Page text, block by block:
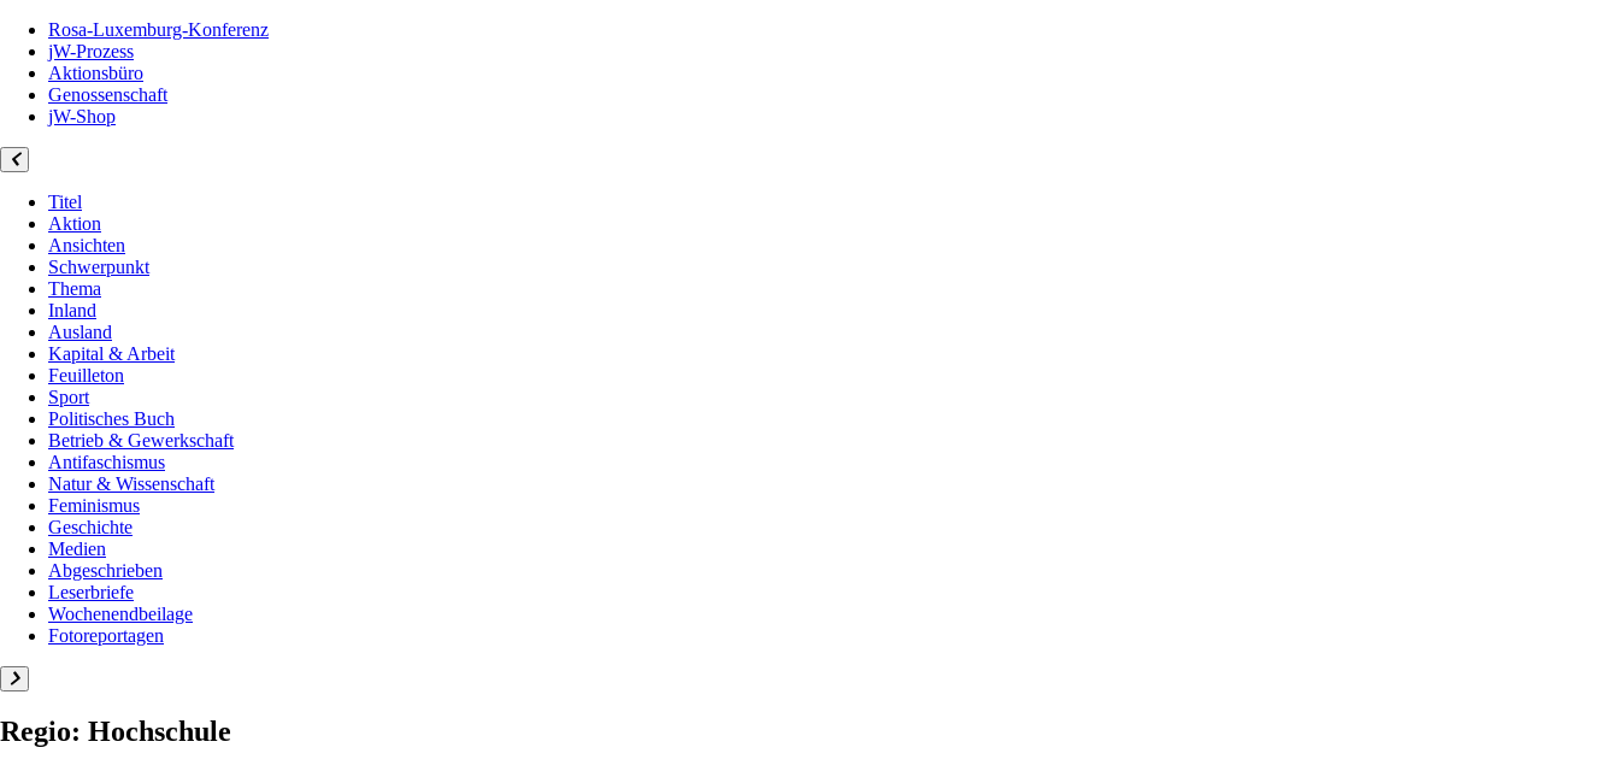
Rosa-Luxemburg-Konferenz
jW-Prozess
Aktionsbüro
Genossenschaft
jW-Shop
Titel
Aktion
Ansichten
Schwerpunkt
Thema
Inland
Ausland
Kapital & Arbeit
Feuilleton
Sport
Politisches Buch
Betrieb & Gewerkschaft
Antifaschismus
Natur & Wissenschaft
Feminismus
Geschichte
Medien
Abgeschrieben
Leserbriefe
Wochenendbeilage
Fotoreportagen
Regio: Hochschule